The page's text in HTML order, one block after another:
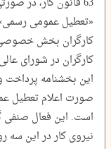
«تعطیل عمومی رسمی»
کارگران بخش خصوصی
کارگران در شورای
این بخشنامه پرداخت و
است. این فعال صنفی
نیروی کار در این سه